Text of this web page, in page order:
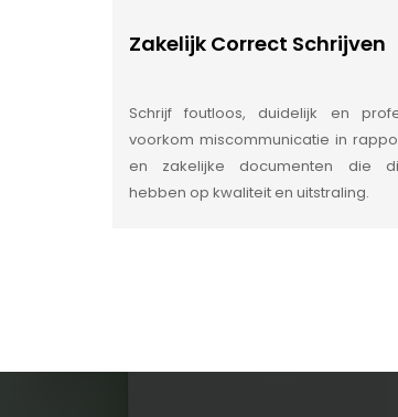
Zakelijk Correct Schrijven
Schrijf foutloos, duidelijk en
voorkom miscommunicatie in
en zakelijke documenten die
hebben op kwaliteit en uitstraling.